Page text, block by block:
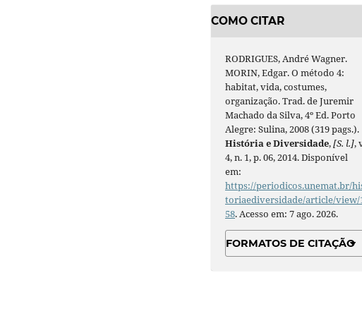
COMO CITAR
RODRIGUES, André Wagner.
MORIN, Edgar. O método 4:
habitat, vida, costumes,
organização. Trad. de Juremir
Machado da Silva, 4º Ed. Porto
Alegre: Sulina, 2008 (319 pags.).
História e Diversidade,[S. l.],
4, n. 1, p. 06, 2014. Disponível
em:
https://periodicos.unemat.br/
toriaediversidade/article/view/
58. Acesso em: 7 ago. 2026.
FORMATOS DE CITAÇÃO